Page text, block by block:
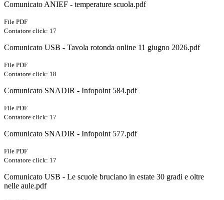
Comunicato ANIEF - temperature scuola.pdf
File PDF
Contatore click: 17
Comunicato USB - Tavola rotonda online 11 giugno 2026.pdf
File PDF
Contatore click: 18
Comunicato SNADIR - Infopoint 584.pdf
File PDF
Contatore click: 17
Comunicato SNADIR - Infopoint 577.pdf
File PDF
Contatore click: 17
Comunicato USB - Le scuole bruciano in estate 30 gradi e oltre
nelle aule.pdf